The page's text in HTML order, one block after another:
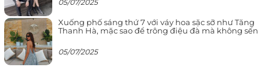
05/07/2025
Xuống phố sáng thứ 7 với váy hoa sặc sỡ như Tăng
Thanh Hà, mặc sao để trông điệu đà mà không sến
05/07/2025